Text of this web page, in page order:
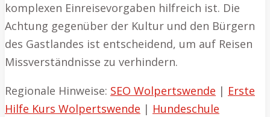
komplexen Einreisevorgaben hilfreich ist. Die
Achtung gegenüber der Kultur und den Bürgern
des Gastlandes ist entscheidend, um auf Reisen
Missverständnisse zu verhindern.
Regionale Hinweise: SEO Wolpertswende | Erste
Hilfe Kurs Wolpertswende | Hundeschule